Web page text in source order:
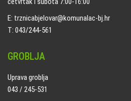
E: trznicabjelovar@komunalac-bj.hr
T: 043/244-561
GROBLJA
Uprava groblja
043 / 245-531